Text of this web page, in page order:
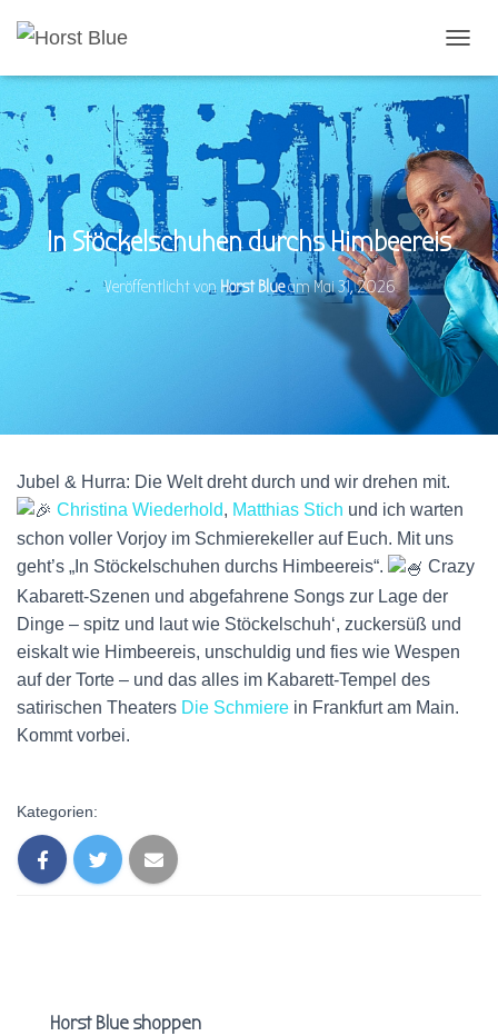
A
V
A
T
I
O
N
U
M
S
C
H
A
L
T
E
In Stöckelschuhen durchs Himbeereis
Veröffentlicht von Horst BlueamMai 31, 2026
Jubel & Hurra: Die Welt dreht durch und wir drehen mit.
Christina Wiederhold, Matthias Stich und ich warten
schon voller Vorjoy im Schmierekeller auf Euch. Mit uns
geht’s „In Stöckelschuhen durchs Himbeereis“.
Crazy
Kabarett-Szenen und abgefahrene Songs zur Lage der
Dinge – spitz und laut wie Stöckelschuh‘, zuckersüß und
eiskalt wie Himbeereis, unschuldig und fies wie Wespen
auf der Torte – und das alles im Kabarett-Tempel des
satirischen Theaters Die Schmiere in Frankfurt am Main.
Kommt vorbei.
Kategorien:
Horst Blue shoppen